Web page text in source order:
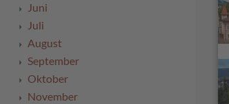
Juni
Juli
August
September
Oktober
November